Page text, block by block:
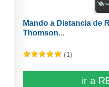
Mando a Distancia de
Thomson...
(1)
ir a